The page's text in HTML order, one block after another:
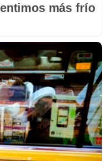
más frío